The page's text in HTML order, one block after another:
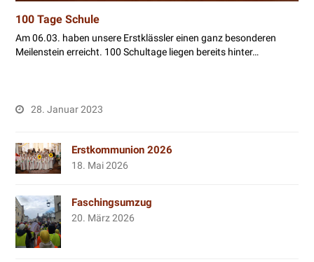
100 Tage Schule
Am 06.03. haben unsere Erstklässler einen ganz besonderen
Meilenstein erreicht. 100 Schultage liegen bereits hinter…
28. Januar 2023
Erstkommunion 2026
18. Mai 2026
Faschingsumzug
20. März 2026